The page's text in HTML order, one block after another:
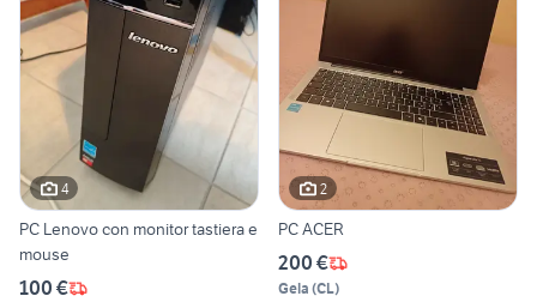
4
PC Lenovo con monitor tastiera e
mouse
100 €
2
PC ACER
200 €
Gela (CL)